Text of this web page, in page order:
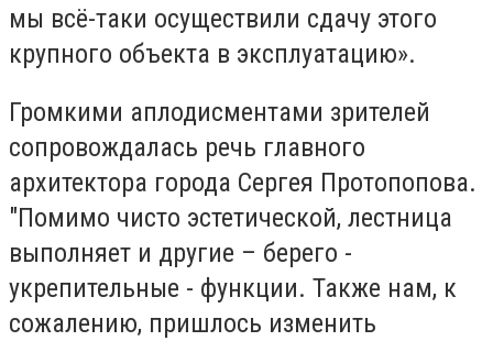
мы всё-таки осуществили сдачу этого
крупного объекта в эксплуатацию».
Громкими аплодисментами зрителей
сопровождалась речь главного
архитектора города Сергея Протопопова.
"Помимо чисто эстетической, лестница
выполняет и другие – берего -
укрепительные - функции. Также нам, к
сожалению, пришлось изменить